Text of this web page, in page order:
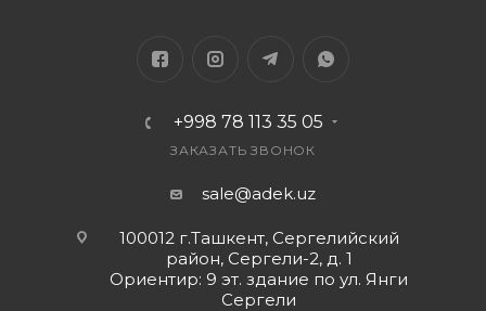
+998 78 113 35 05
ЗАКАЗАТЬ ЗВОНОК
sale@adek.uz
100012 г.Ташкент, Сергелийский
район, Сергели-2, д. 1
Ориентир: 9 эт. здание по ул. Янги
Сергели